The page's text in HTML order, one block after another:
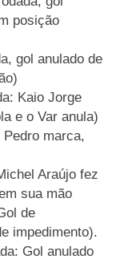
posição
gol anulado de
Kaio Jorge
e o Var anula)
Pedro marca,
Araújo fez
sua mão
de
impedimento).
Gol anulado